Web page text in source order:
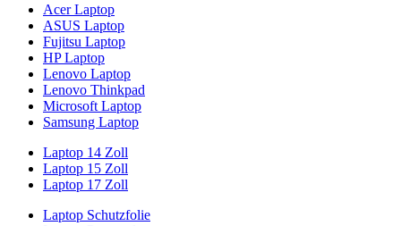
Acer Laptop
ASUS Laptop
Fujitsu Laptop
HP Laptop
Lenovo Laptop
Lenovo Thinkpad
Microsoft Laptop
Samsung Laptop
Laptop 14 Zoll
Laptop 15 Zoll
Laptop 17 Zoll
Laptop Schutzfolie